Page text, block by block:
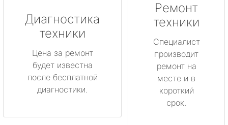
Диагностика
техники
Цена за ремонт
будет известна
после бесплатной
диагностики.
Ремонт
техники
Специалист
производит
ремонт на
месте и в
короткий
срок.